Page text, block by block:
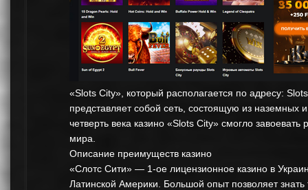
«Slots City», который располагается по адресу:
представляет собой сеть, состоящую из наземных
четверть века казино «Slots City» смогло
мира.
Описание преимуществ казино
«Слотс Сити» — 1-ое лицензионное казино в
Латинской Америки. Большой опыт позволяет знать